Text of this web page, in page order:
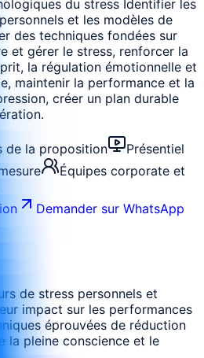
du stress Identifier les
et les modèles de
des techniques fondées sur
et gérer le stress, renforcer la
la régulation émotionnelle et
maintenir la performance et la
créer un plan durable
de la proposition
Présentiel
Équipes corporate et
Demander sur WhatsApp
de stress personnels et
impact sur les performances
éprouvées de réduction
la pleine conscience et le